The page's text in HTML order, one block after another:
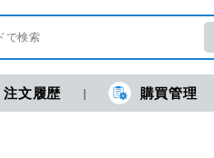
注文履歴 購買管理